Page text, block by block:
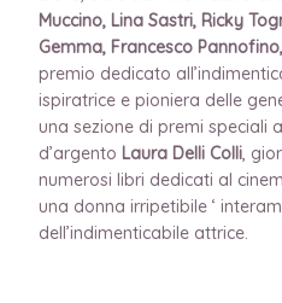
Muccino, Lina Sastri, Ricky
Gemma, Francesco
premio dedicato
ispiratrice e pioniera delle
una sezione di premi speciali
d’argento Laura Delli Colli,
numerosi libri dedicati al
una donna irripetibile ‘
dell’indimenticabile attrice.